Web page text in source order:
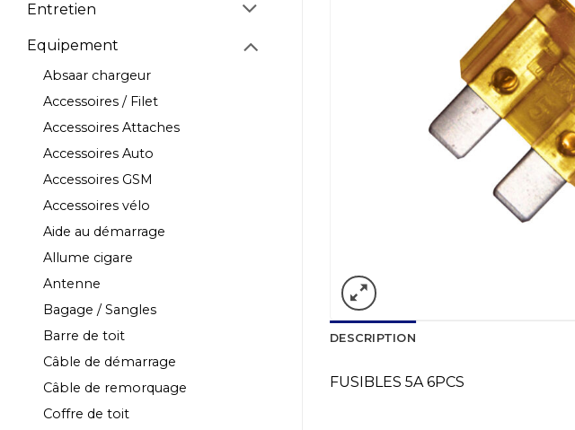
Entretien
Equipement
Absaar chargeur
Accessoires / Filet
Accessoires Attaches
Accessoires Auto
Accessoires GSM
Accessoires vélo
Aide au démarrage
Allume cigare
Antenne
Bagage / Sangles
Barre de toit
Câble de démarrage
Câble de remorquage
Coffre de toit
DESCRIPTION
FUSIBLES 5A 6PCS